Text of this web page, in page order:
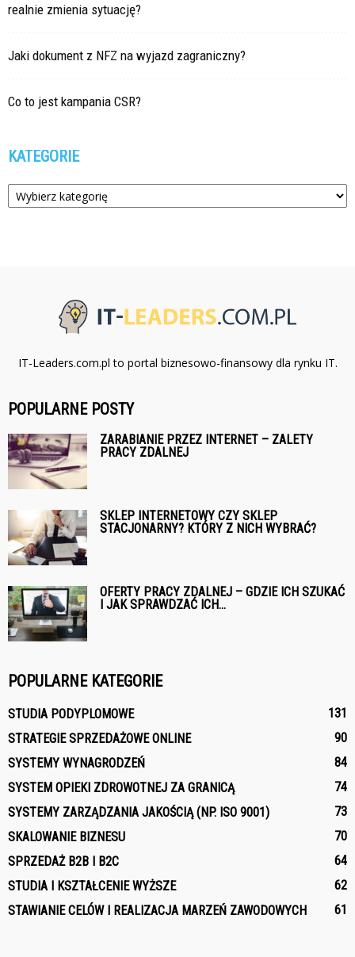
realnie zmienia sytuację?
Jaki dokument z NFZ na wyjazd zagraniczny?
Co to jest kampania CSR?
KATEGORIE
Kategorie
IT-Leaders.com.pl to portal biznesowo-finansowy dla rynku IT.
POPULARNE POSTY
ZARABIANIE PRZEZ INTERNET – ZALETY
PRACY ZDALNEJ
SKLEP INTERNETOWY CZY SKLEP
STACJONARNY? KTÓRY Z NICH WYBRAĆ?
OFERTY PRACY ZDALNEJ – GDZIE ICH SZUKAĆ
I JAK SPRAWDZAĆ ICH...
POPULARNE KATEGORIE
STUDIA PODYPLOMOWE
131
STRATEGIE SPRZEDAŻOWE ONLINE
90
SYSTEMY WYNAGRODZEŃ
84
SYSTEM OPIEKI ZDROWOTNEJ ZA GRANICĄ
74
SYSTEMY ZARZĄDZANIA JAKOŚCIĄ (NP. ISO 9001)
73
SKALOWANIE BIZNESU
70
SPRZEDAŻ B2B I B2C
64
STUDIA I KSZTAŁCENIE WYŻSZE
62
STAWIANIE CELÓW I REALIZACJA MARZEŃ ZAWODOWYCH
61